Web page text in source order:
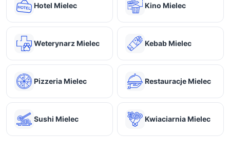
Hotel Mielec Kino Mielec
Weterynarz Mielec Kebab Mielec
Pizzeria Mielec Restauracje Mielec
Sushi Mielec Kwiaciarnia Mielec